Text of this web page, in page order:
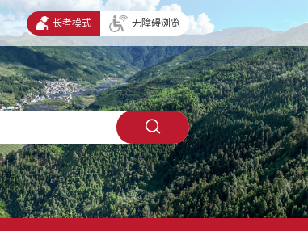
长者模式 无障碍浏览